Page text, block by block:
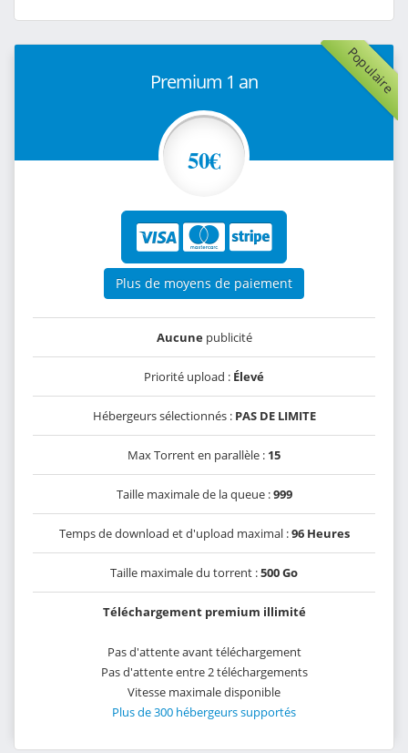
Populaire
Premium 1 an
50€
Plus de moyens de paiement
Aucunepublicité
Priorité upload : Élevé
Hébergeurs sélectionnés : PAS DE LIMITE
Max Torrent en parallèle : 15
Taille maximale de la queue :999
Temps de download et d'upload maximal :96 Heures
Taille maximale du torrent :500 Go
Téléchargement premium illimité
Pas d'attente avant téléchargement
Pas d'attente entre 2 téléchargements
Vitesse maximale disponible
Plus de 300 hébergeurs supportés